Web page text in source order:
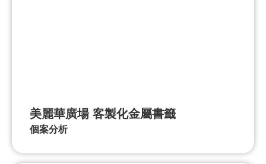
美麗華廣場 客製化金屬書籤
個案分析